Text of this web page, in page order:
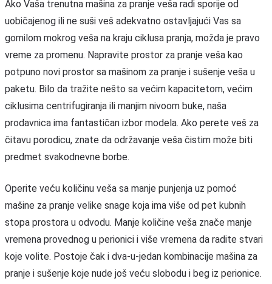
Ako Vaša trenutna mašina za pranje veša radi sporije od
uobičajenog ili ne suši veš adekvatno ostavljajući Vas sa
gomilom mokrog veša na kraju ciklusa pranja, možda je pravo
vreme za promenu. Napravite prostor za pranje veša kao
potpuno novi prostor sa mašinom za pranje i sušenje veša u
paketu. Bilo da tražite nešto sa većim kapacitetom, većim
ciklusima centrifugiranja ili manjim nivoom buke, naša
prodavnica ima fantastičan izbor modela. Ako perete veš za
čitavu porodicu, znate da održavanje veša čistim može biti
predmet svakodnevne borbe.
Operite veću količinu veša sa manje punjenja uz pomoć
mašine za pranje velike snage koja ima više od pet kubnih
stopa prostora u odvodu. Manje količine veša znače manje
vremena provednog u perionici i više vremena da radite stvari
koje volite. Postoje čak i dva-u-jedan kombinacije mašina za
pranje i sušenje koje nude još veću slobodu i beg iz perionice.